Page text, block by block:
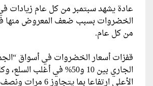
عادة يشهد سبتمبر من كل عام زيادات
الخضروات بسبب ضعف المعروض منها
من كل عام.
قفزات أسعار الخضروات في أسواق
الجاري بين 10 و50% في أغلب السلع، وكان “
الأعلى ارتفاعا بما